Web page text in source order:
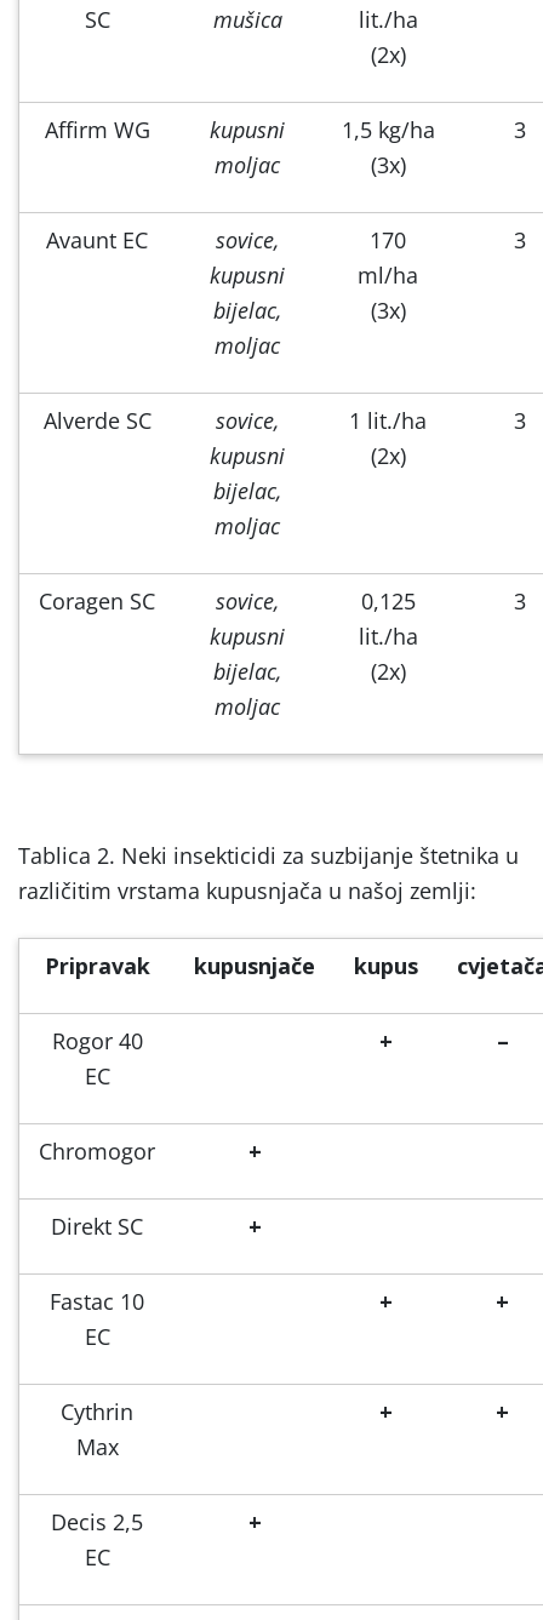
SC
mušica
lit./ha
(2x)
Affirm WG
kupusni
moljac
1,5 kg/ha
(3x)
3
Avaunt EC
sovice,
kupusni
bijelac,
moljac
170
ml/ha
(3x)
3
Alverde SC
sovice,
kupusni
bijelac,
moljac
1 lit./ha
(2x)
3
Coragen SC
sovice,
kupusni
bijelac,
moljac
0,125
lit./ha
(2x)
3
Tablica 2. Neki insekticidi za suzbijanje štetnika u
različitim vrstama kupusnjača u našoj zemlji:
Pripravak kupusnjače kupus
Rogor 40
EC
+ –
Chromogor +
Direkt SC +
Fastac 10
EC
+ +
Cythrin
Max
+ +
Decis 2,5
EC
+